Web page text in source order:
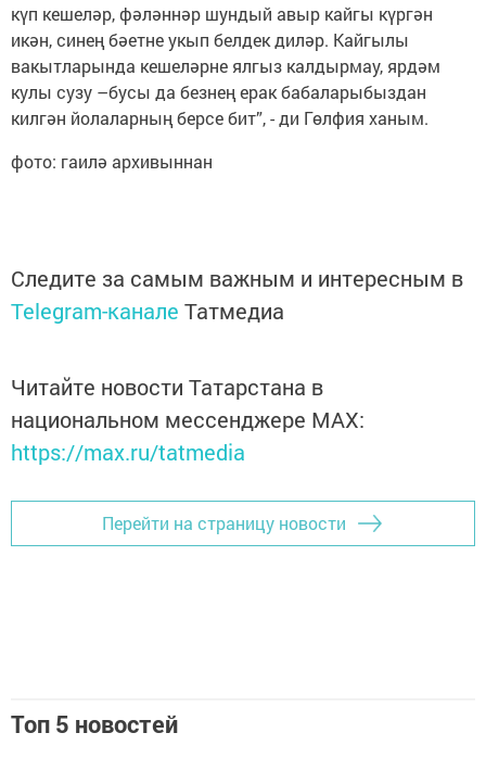
күп кешеләр, фәләннәр шундый авыр кайгы күргән
икән, синең бәетне укып белдек диләр. Кайгылы
вакытларында кешеләрне ялгыз калдырмау, ярдәм
кулы сузу –бусы да безнең ерак бабаларыбыздан
килгән йолаларның берсе бит”, - ди Гөлфия ханым.
фото: гаилә архивыннан
Следите за самым важным и интересным в
Telegram-канале Татмедиа
Читайте новости Татарстана в
национальном мессенджере MАХ:
https://max.ru/tatmedia
Перейти на страницу новости
Топ 5 новостей